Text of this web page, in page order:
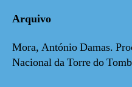
Arquivo
Mora, António Damas.
Nacional da Torre do